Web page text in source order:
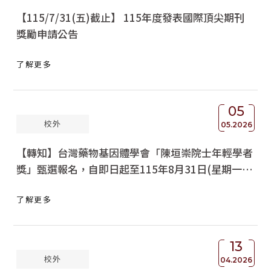
【115/7/31(五)截止】 115年度發表國際頂尖期刊
獎勵申請公告
了解更多
05
05.2026
校外
【轉知】台灣藥物基因體學會「陳垣崇院士年輕學者
獎」甄選報名，自即日起至115年8月31日(星期一)
了解更多
13
04.2026
校外